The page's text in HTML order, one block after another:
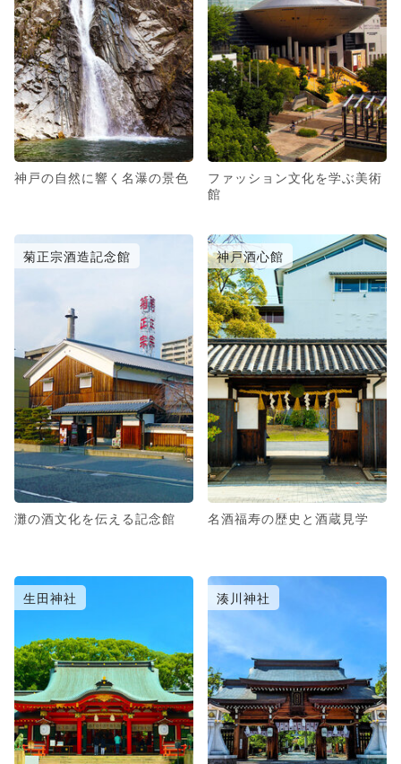
神戸の自然に響く名瀑の景色
ファッション文化を学ぶ美術
館
菊正宗酒造記念館
灘の酒文化を伝える記念館
神戸酒心館
名酒福寿の歴史と酒蔵見学
生田神社 湊川神社